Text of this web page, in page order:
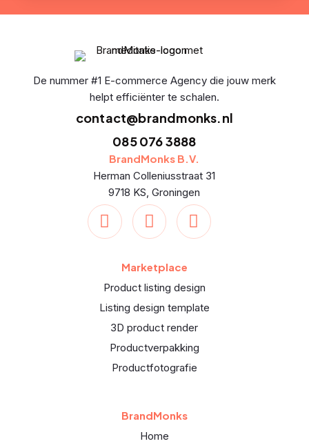
De nummer #1 E-commerce Agency die jouw merk
helpt efficiënter te schalen.
contact@brandmonks.nl
085 076 3888
BrandMonks B.V.
Herman Colleniusstraat 31
9718 KS, Groningen
Marketplace
Product listing design
Listing design template
3D product render
Productverpakking
Productfotografie
BrandMonks
Home